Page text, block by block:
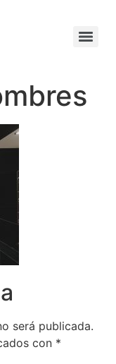
será publicada.
con *